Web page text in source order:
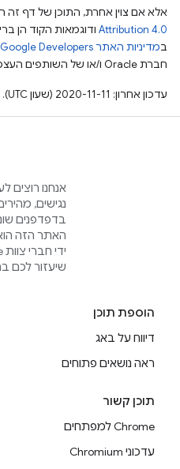
אלא אם צוין אחרת, התוכן של דף זה
Attribution 4.0 ודוגמאות הקוד הן
במדיניות האתר Google Developers‏
חברת Oracle ו/או של השותפים העצמאיים שלה.
עדכון אחרון: 2020-11-11 (שעון UTC).
אנחנו רוצים
נגישים,
בדפדפנים
האתר הזה
שיעזור לכם
הוספת תוכן
דיווח על באג
ראה נושאים פתוחים
תוכן קשור
Chrome למפתחים
עדכוני Chromium